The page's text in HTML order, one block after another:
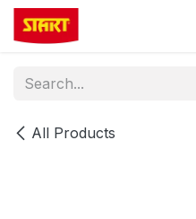
Skip to Content
All Products